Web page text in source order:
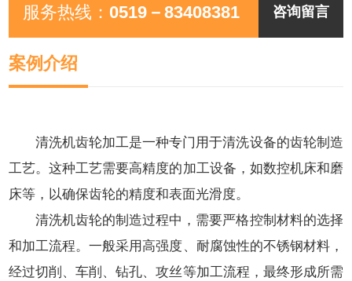
服务热线： 0519－83408381 咨询留言
案例介绍
清洗机齿轮加工是一种专门用于清洗设备的齿轮制造
工艺。这种工艺需要高精度的加工设备，如数控机床和磨
床等，以确保齿轮的精度和表面光滑度。
清洗机齿轮的制造过程中，需要严格控制材料的选择
和加工流程。一般采用高强度、耐腐蚀性的不锈钢材料，
经过切削、车削、钻孔、攻丝等加工流程，最终形成所需